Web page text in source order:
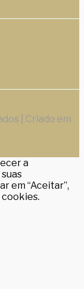
| Criado em
a
em “Aceitar”,
cookies.